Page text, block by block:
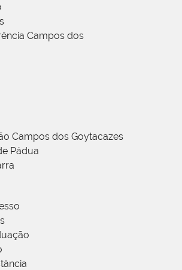
Campos dos
Campos dos Goytacazes
Pádua